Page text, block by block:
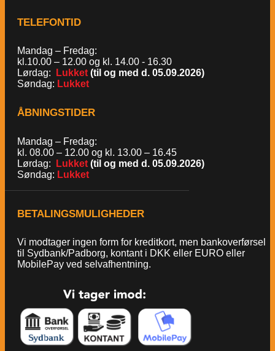
TELEFONTID
Mandag – Fredag:
kl.10.00 – 12.00 og kl. 14.00 - 16.30
Lørdag:
Lukket (til og med d. 05.09.2026)
Søndag: Lukket
ÅBNINGSTIDER
Mandag – Fredag:
kl. 08.00 – 12.00 og kl. 13.00 – 16.45
Lørdag:
Lukket (til og med d. 05.09.2026)
Søndag: Lukket
BETALINGSMULIGHEDER
Vi modtager ingen form for kreditkort, men bankoverførsel
til Sydbank/Padborg, kontant i DKK eller EURO eller
MobilePay ved selvafhentning.